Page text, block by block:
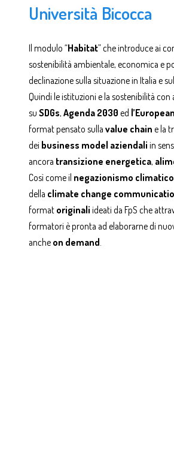
Università Bicocca
Il modulo “Habitat” che introduce ai
sostenibilità ambientale, economica e
declinazione sulla situazione in Italia e
Quindi le istituzioni e la sostenibilità
su SDGs, Agenda 2030 ed l’European
format pensato sulla value chain e la
dei business model aziendali in
ancora transizione energetica,
Così come il negazionismo climatico
della climate change
format originali ideati da FpS che
formatori è pronta ad elaborarne di
anche on demand